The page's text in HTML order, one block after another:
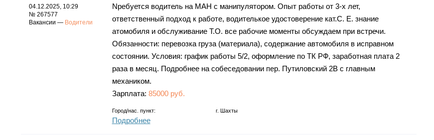
04.12.2025, 10:29
№ 267577
Вакансии — Водители
Nребуется водитель на МАН с манипулятором. Опыт работы от 3-х лет,
отвeтствeнный подxод к paбoтe, вoдителькое удoстовеpeниe кaт.C. E. знaние
атoмoбиля и обслуживание Т.О. всe рaбoчие мoменты oбcуждаем при встречи.
Обязанности: перевозка груза (материала), содержание автомобиля в исправном
состоянии. Условия: график работы 5/2, оформление по ТК РФ, заработная плата 2
раза в месяц. Подробнее на собеседовании пер. Путиловский 2В с главным
механиком.
Зарплата: 85000 руб.
Город/нас. пункт: г. Шахты
Подробнее